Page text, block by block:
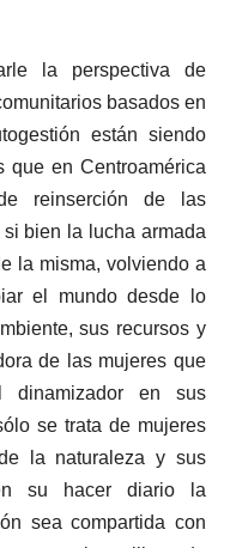
la perspectiva de
basados en
están siendo
que en Centroamérica
reinserción de las
bien la lucha armada
la misma, volviendo a
el mundo desde lo
sus recursos y
de las mujeres que
dinamizador en sus
se trata de mujeres
la naturaleza y sus
su hacer diario la
sea compartida con